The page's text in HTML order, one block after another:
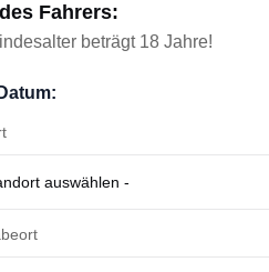
Fahrers:
beträgt 18 Jahre!